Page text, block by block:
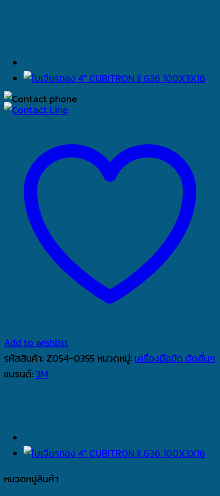
Add to wishlist
รหัสสินค้า: Z054-0355 หมวดหมู่: เครื่องมือขัด ตัดอื่นๆ
แบรนด์: 3M
หมวดหมู่สินค้า